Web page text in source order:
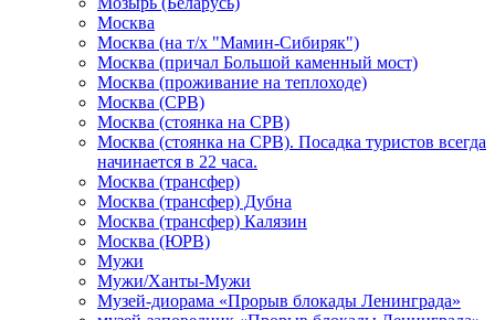
Москва
Москва (на т/х "Мамин-Сибиряк")
Москва (причал Большой каменный мост)
Москва (проживание на теплоходе)
Москва (СРВ)
Москва (стоянка на СРВ)
Москва (стоянка на СРВ). Посадка туристов всегда
начинается в 22 часа.
Москва (трансфер)
Москва (трансфер) Дубна
Москва (трансфер) Калязин
Москва (ЮРВ)
Мужи
Мужи/Ханты-Мужи
Музей-диорама «Прорыв блокады Ленинграда»